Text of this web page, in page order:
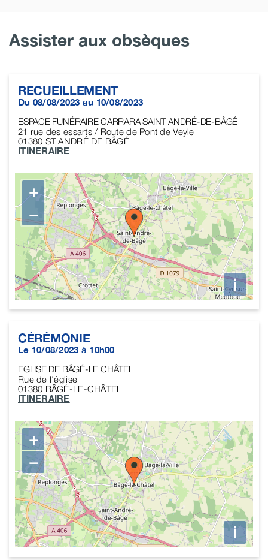
Assister aux obsèques
RECUEILLEMENT
Du 08/08/2023 au 10/08/2023
ESPACE FUNÉRAIRE CARRARA SAINT ANDRÉ-DE-BÂGÉ
21 rue des essarts / Route de Pont de Veyle
01380 ST ANDRÉ DE BÂGÉ
ITINERAIRE
+
−
i
CÉRÉMONIE
Le 10/08/2023 à 10h00
EGLISE DE BÂGÉ-LE CHÂTEL
Rue de l'église
01380 BÂGÉ-LE-CHÂTEL
ITINERAIRE
+
−
i